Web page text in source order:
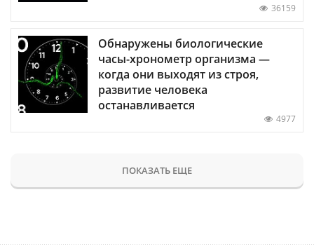
36159
Обнаружены биологические
часы-хронометр организма —
когда они выходят из строя,
развитие человека
останавливается
4977
ПОКАЗАТЬ ЕЩЕ